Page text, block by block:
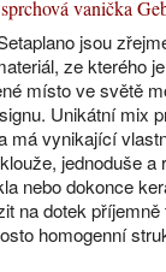
vanička
jsou
ze kterého
místo ve světě
Unikátní mix
má vynikající
jednoduše a
nebo dokonce
na dotek
homogenní